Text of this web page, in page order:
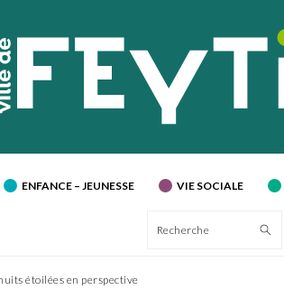
ENFANCE – JEUNESSE VIE SOCIALE
Recherche
étoilées en perspective